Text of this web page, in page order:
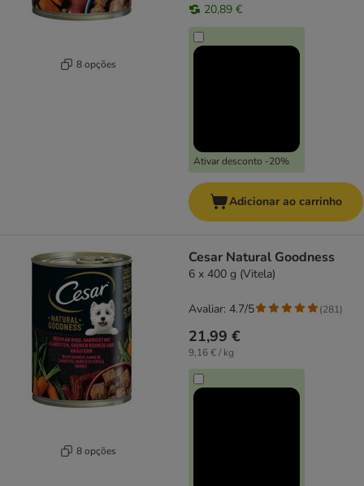
8 opções
20,89 €
Ativar desconto -20%
Adicionar ao carrinho
8 opções
Cesar Natural Goodness
6 x 400 g (Vitela)
21,99 €
9,16 € / kg
Avaliar: 4.7/5 (281)